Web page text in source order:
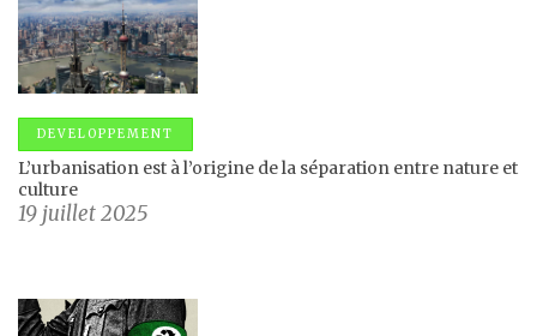
DEVELOPPEMENT
L’urbanisation est à l’origine de la séparation entre nature et
culture
19 juillet 2025